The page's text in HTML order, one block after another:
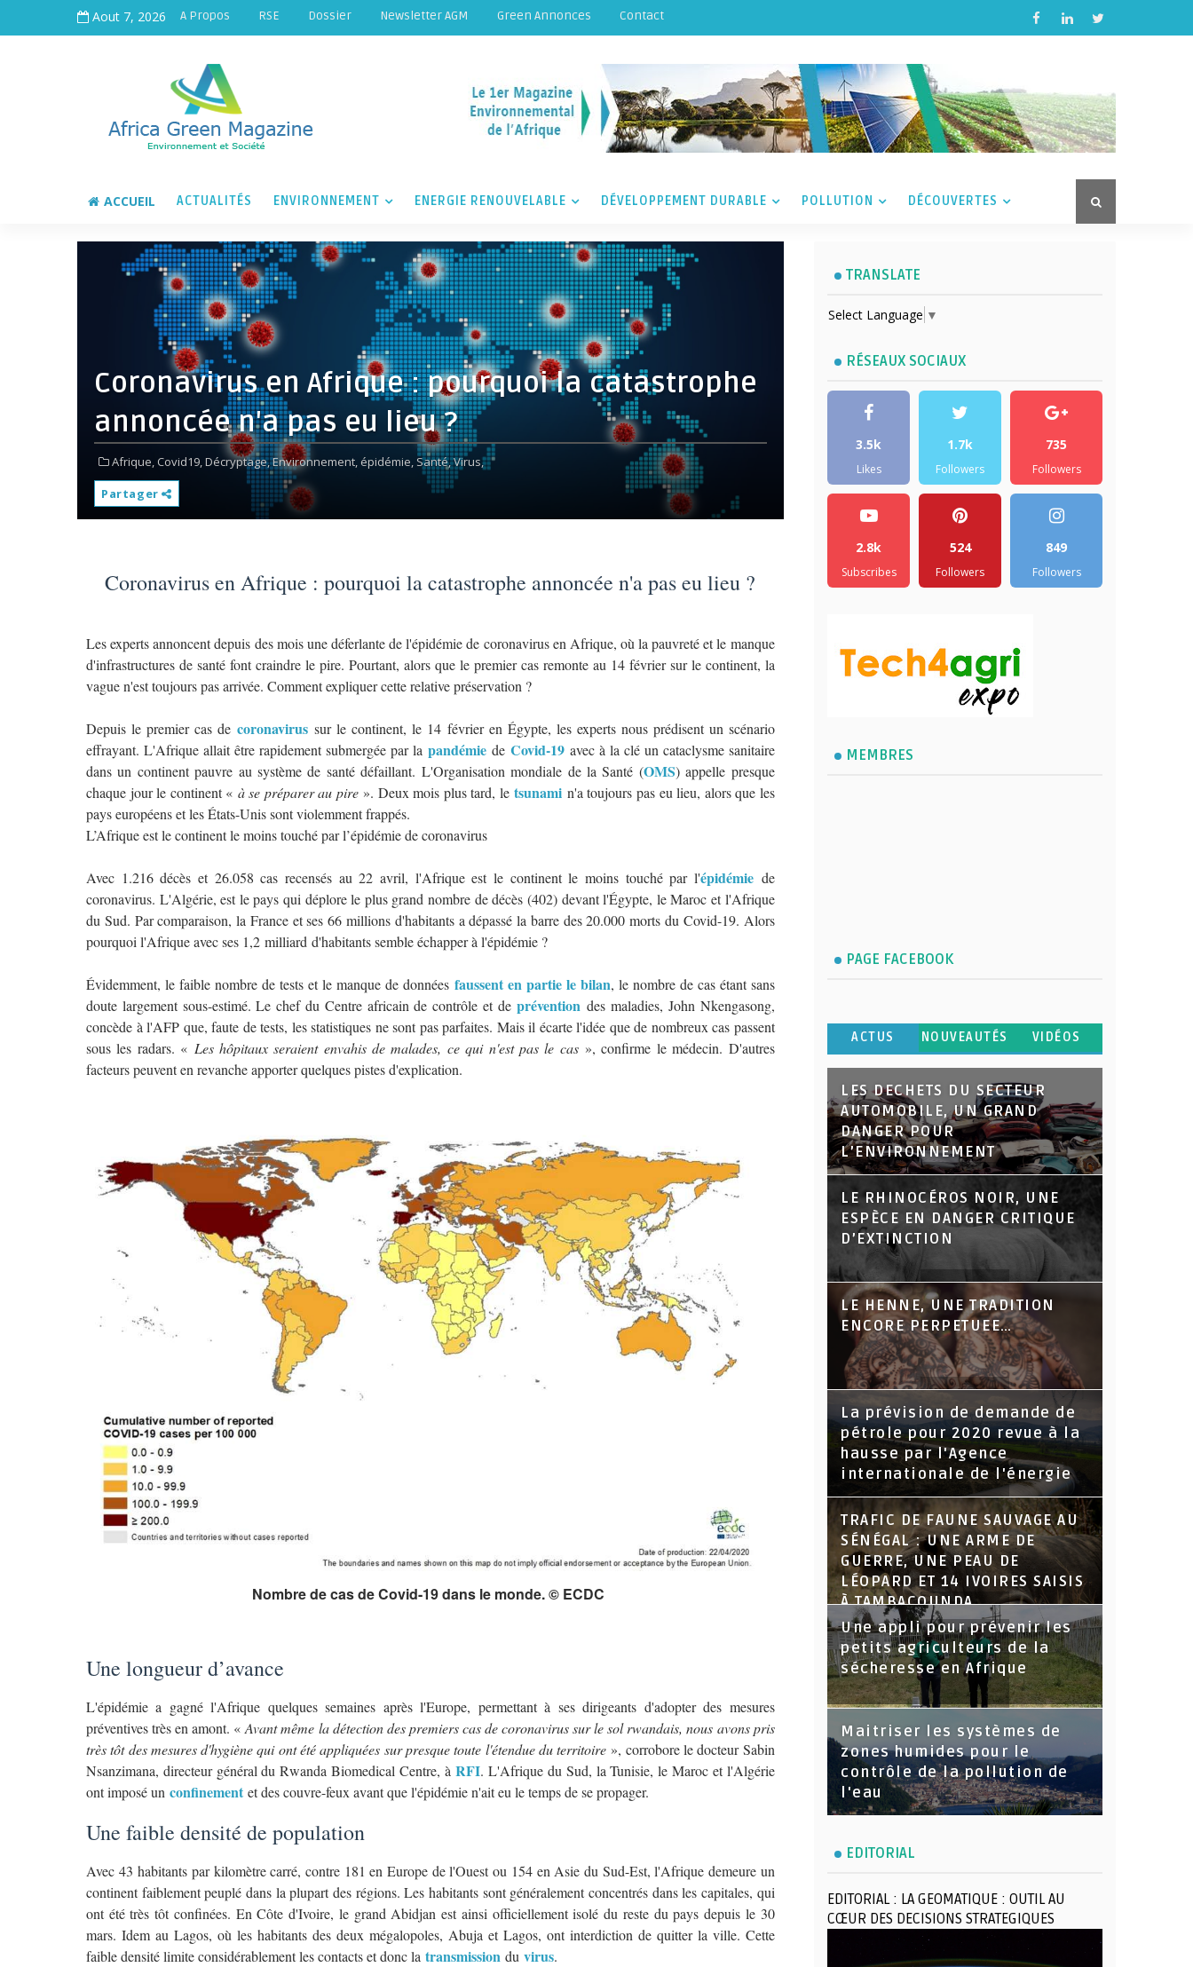
Aout 7, 2026 A Propos RSE Dossier Newsletter AGM Green Annonces Contact
ACCUEIL ACTUALITÉS ENVIRONNEMENT ENERGIE RENOUVELABLE DÉVELOPPEMENT DURABLE POLLUTION DÉCOUVERTES
Coronavirus en Afrique : pourquoi la catastrophe
annoncée n'a pas eu lieu ?
Afrique,Covid19,Décryptage,Environnement, épidémie, Santé,Virus,
Partager
Coronavirus en Afrique : pourquoi la catastrophe annoncée n'a pas eu lieu ?
Les experts annoncent depuis des mois une déferlante de l'épidémie de coronavirus en Afrique, où la pauvreté et le manque
d'infrastructures de santé font craindre le pire. Pourtant, alors que le premier cas remonte au 14 février sur le continent, la
vague n'est toujours pas arrivée. Comment expliquer cette relative préservation ?
Depuis le premier cas de coronavirussur le continent, le 14 février en Égypte, les experts nous prédisent un scénario
effrayant. L'Afrique allait être rapidement submergée par la pandémiede Covid-19avec à la clé un cataclysme sanitaire
dans un continent pauvre au système de santé défaillant. L'Organisation mondiale de la Santé (OMS) appelle presque
chaque jour le continent « à se préparer au pire». Deux mois plus tard, letsunami n'a toujours pas eu lieu, alors que les
pays européens et les États-Unis sont violemment frappés.
L’Afrique est le continent le moins touché par l’épidémie de coronavirus
Avec 1.216 décès et 26.058 cas recensés au 22 avril, l'Afrique est le continent le moins touché par l'épidémiede
coronavirus. L'Algérie, est le pays qui déplore le plus grand nombre de décès (402) devant l'Égypte, le Maroc et l'Afrique
du Sud. Par comparaison, la France et ses 66 millions d'habitants a dépassé la barre des 20.000 morts du Covid-19. Alors
pourquoi l'Afrique avec ses 1,2 milliard d'habitants semble échapper à l'épidémie ?
Évidemment, le faible nombre de tests et le manque de données faussent en partie le bilan, le nombre de cas étant sans
doute largement sous-estimé. Le chef du Centre africain de contrôle et deprévention des maladies, John Nkengasong,
concède à l'AFP que, faute de tests, les statistiques ne sont pas parfaites. Mais il écarte l'idée que de nombreux cas passent
sous les radars. « Les hôpitaux seraient envahis de malades, ce qui n'est pas le cas», confirme le médecin. D'autres
facteurs peuvent en revanche apporter quelques pistes d'explication.
Nombre de cas de Covid-19 dans le monde. © ECDC
Une longueur d’avance
L'épidémie a gagné l'Afrique quelques semaines après l'Europe, permettant à ses dirigeants d'adopter des mesures
préventives très en amont. «Avant même la détection des premiers cas de coronavirus sur le sol rwandais, nous avons pris
très tôt des mesures d'hygiène qui ont été appliquées sur presque toute l'étendue du territoire », corrobore le docteur Sabin
Nsanzimana, directeur général du Rwanda Biomedical Centre, àRFI. L'Afrique du Sud, la Tunisie, le Maroc et l'Algérie
ont imposé un confinement et des couvre-feux avant que l'épidémie n'ait eu le temps de se propager.
Une faible densité de population
Avec 43 habitants par kilomètre carré, contre 181 en Europe de l'Ouest ou 154 en Asie du Sud-Est, l'Afrique demeure un
continent faiblement peuplé dans la plupart des régions. Les habitants sont généralement concentrés dans les capitales, qui
ont été très tôt confinées. En Côte d'Ivoire, le grand Abidjan est ainsi officiellement isolé du reste du pays depuis le 30
mars. Idem au Lagos, où les habitants des deux mégalopoles, Abuja et Lagos, ont interdiction de quitter la ville. Cette
faible densité limite considérablement les contacts et donc la transmission du virus.
TRANSLATE
Select Language ▼
RÉSEAUX SOCIAUX
3.5k
Likes
1.7k
Followers
735
Followers
2.8k
Subscribes
524
Followers
849
Followers
MEMBRES
PAGE FACEBOOK
ACTUS NOUVEAUTÉS VIDÉOS
LES DECHETS DU SECTEUR
AUTOMOBILE, UN GRAND
DANGER POUR
L’ENVIRONNEMENT
LE RHINOCÉROS NOIR, UNE
ESPÈCE EN DANGER CRITIQUE
D’EXTINCTION
LE HENNE, UNE TRADITION
ENCORE PERPETUEE…
La prévision de demande de
pétrole pour 2020 revue à la
hausse par l'Agence
internationale de l'énergie
TRAFIC DE FAUNE SAUVAGE AU
SÉNÉGAL : UNE ARME DE
GUERRE, UNE PEAU DE
LÉOPARD ET 14 IVOIRES SAISIS
À TAMBACOUNDA
Une appli pour prévenir les
petits agriculteurs de la
sécheresse en Afrique
Maitriser les systèmes de
zones humides pour le
contrôle de la pollution de
l'eau
EDITORIAL
EDITORIAL : LA GEOMATIQUE : OUTIL AU
CŒUR DES DECISIONS STRATEGIQUES